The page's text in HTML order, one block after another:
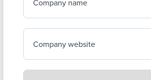
Company name
Company website